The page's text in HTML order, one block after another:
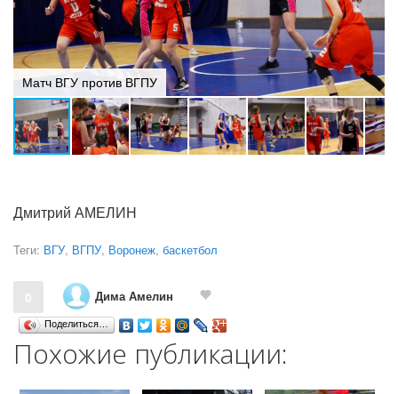
Матч ВГУ против ВГПУ
Дмитрий АМЕЛИН
Теги: ВГУ, ВГПУ, Воронеж, баскетбол
0 Дима Амелин
Поделиться…
Похожие публикации: